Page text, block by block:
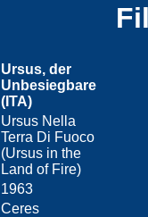
Ursus, der
Unbesiegbare
(ITA)
Ursus Nella
Terra Di Fuoco
(Ursus in the
Land of Fire)
1963
Ceres